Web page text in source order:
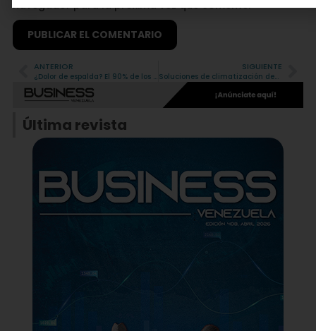
navegador para la próxima vez que comente.
Alternative:
ANTERIOR
¿Dolor de espalda? El 90% de los casos se resuelven sin cirugía
SIGUIENTE
Soluciones de climatización deben renovarse para lograr un crecimiento sostenible
Última revista